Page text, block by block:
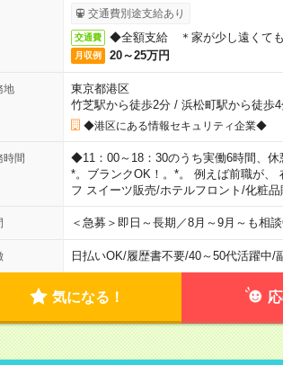
交通費別途支給あり
交通費 ◆全額支給 ＊家が少し遠くても
月収例 20～25万円
地
東京都港区
竹芝駅から徒歩2分/ 浜松町駅から徒歩4
◆港区にある情報セキュリティ企業◆
時間
◆11：00～18：30のうち実働6時間、
*。ブランクOK！。*。 例えば前職が、
フ スイーツ販売/ホテルフロント/化粧
＜急募＞即日～長期／8月～9月～も相
日払いOK/履歴書不要/40～50代活躍中/
気になる！